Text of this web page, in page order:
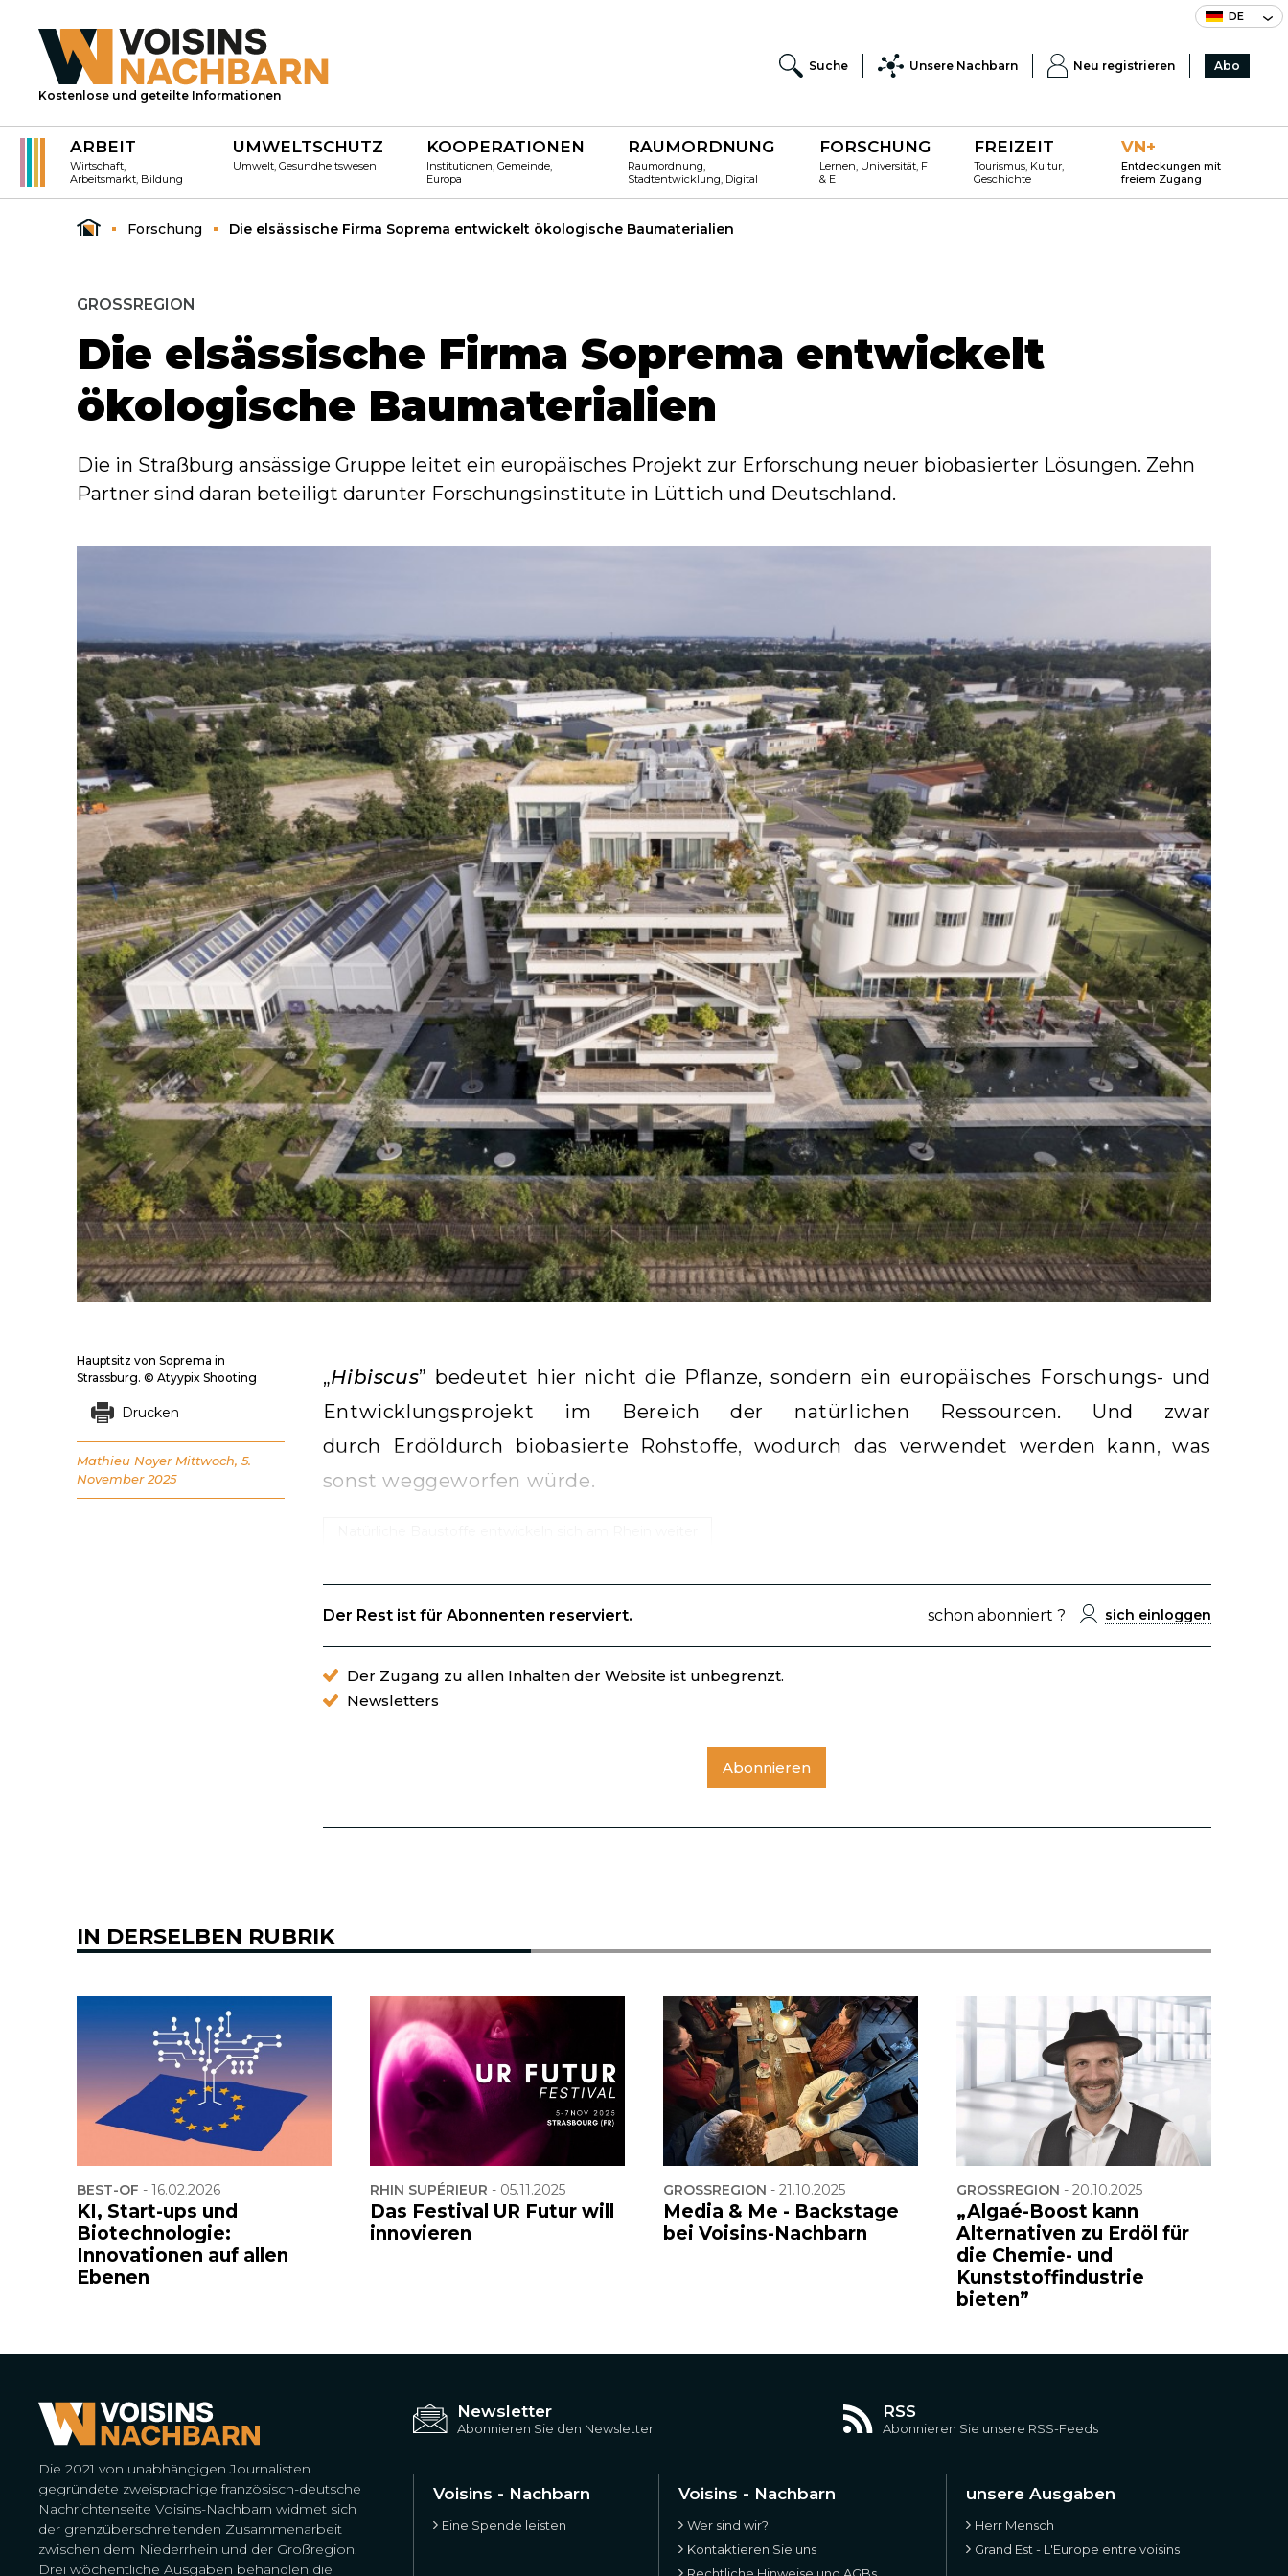
DE
Kostenlose und geteilte Informationen
Suche Unsere Nachbarn Neu registrieren Abo
ARBEIT
Wirtschaft,
Arbeitsmarkt, Bildung
UMWELTSCHUTZ
Umwelt, Gesundheitswesen
KOOPERATIONEN
Institutionen, Gemeinde,
Europa
RAUMORDNUNG
Raumordnung,
Stadtentwicklung, Digital
FORSCHUNG
Lernen, Universität, F
& E
FREIZEIT
Tourismus, Kultur,
Geschichte
VN+
Entdeckungen mit
freiem Zugang
Forschung Die elsässische Firma Soprema entwickelt ökologische Baumaterialien
GROSSREGION
Die elsässische Firma Soprema entwickelt
ökologische Baumaterialien
Die in Straßburg ansässige Gruppe leitet ein europäisches Projekt zur Erforschung neuer biobasierter Lösungen. Zehn
Partner sind daran beteiligt darunter Forschungsinstitute in Lüttich und Deutschland.
„Hibiscus” bedeutet hier nicht die Pflanze, sondern ein europäisches Forschungs- und
Entwicklungsprojekt im Bereich der natürlichen Ressourcen. Und zwar
durch Erdöldurch biobasierte Rohstoffe, wodurch das verwendet werden kann, was
sonst weggeworfen würde.
Der Rest ist für Abonnenten reserviert. schon abonniert ? sich einloggen
Der Zugang zu allen Inhalten der Website ist unbegrenzt.
Newsletters
Abonnieren
Hauptsitz von Soprema in
Strassburg. © Atyypix Shooting
Drucken
Mathieu Noyer Mittwoch, 5.
November 2025
IN DERSELBEN RUBRIK
BEST-OF - 16.02.2026
KI, Start-ups und
Biotechnologie:
Innovationen auf allen
Ebenen
RHIN SUPÉRIEUR - 05.11.2025
Das Festival UR Futur will
innovieren
GROSSREGION - 21.10.2025
Media & Me - Backstage
bei Voisins-Nachbarn
GROSSREGION - 20.10.2025
„Algaé-Boost kann
Alternativen zu Erdöl für
die Chemie- und
Kunststoffindustrie
bieten”
Die 2021 von unabhängigen Journalisten
gegründete zweisprachige französisch-deutsche
Nachrichtenseite Voisins-Nachbarn widmet sich
der grenzüberschreitenden Zusammenarbeit
zwischen dem Niederrhein und der Großregion.
Drei wöchentliche Ausgaben behandlen die
Newsletter
Abonnieren Sie den Newsletter
RSS
Abonnieren Sie unsere RSS-Feeds
Voisins - Nachbarn
Eine Spende leisten
Voisins - Nachbarn
Wer sind wir?
Kontaktieren Sie uns
unsere Ausgaben
Herr Mensch
Grand Est - L'Europe entre voisins